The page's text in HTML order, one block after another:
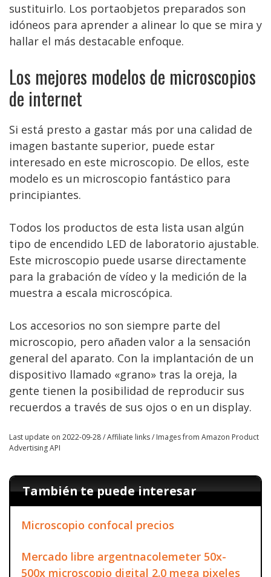
sustituirlo. Los portaobjetos preparados son
idóneos para aprender a alinear lo que se mira y
hallar el más destacable enfoque.
Los mejores modelos de microscopios
de internet
Si está presto a gastar más por una calidad de
imagen bastante superior, puede estar
interesado en este microscopio. De ellos, este
modelo es un microscopio fantástico para
principiantes.
Todos los productos de esta lista usan algún
tipo de encendido LED de laboratorio ajustable.
Este microscopio puede usarse directamente
para la grabación de vídeo y la medición de la
muestra a escala microscópica.
Los accesorios no son siempre parte del
microscopio, pero añaden valor a la sensación
general del aparato. Con la implantación de un
dispositivo llamado «grano» tras la oreja, la
gente tienen la posibilidad de reproducir sus
recuerdos a través de sus ojos o en un display.
Last update on 2022-09-28 / Affiliate links / Images from Amazon Product
Advertising API
También te puede interesar
Microscopio confocal precios
Mercado libre argentnacolemeter 50x-
500x microscopio digital 2.0 mega pixeles